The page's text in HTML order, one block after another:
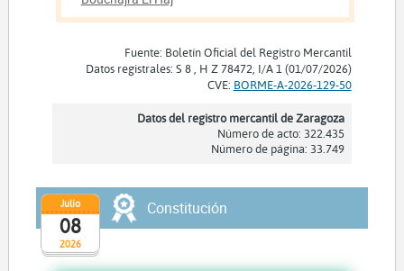
Fuente: Boletín Oficial del Registro Mercantil
Datos registrales: S 8 , H Z 78472, I/A 1 (01/07/2026)
CVE: BORME-A-2026-129-50
Datos del registro mercantil de Zaragoza
Número de acto: 322.435
Número de página: 33.749
2026
Julio
08
Constitución